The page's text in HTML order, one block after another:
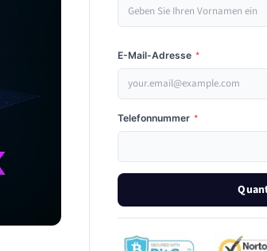
E-Mail-Adresse *
Telefonnummer *